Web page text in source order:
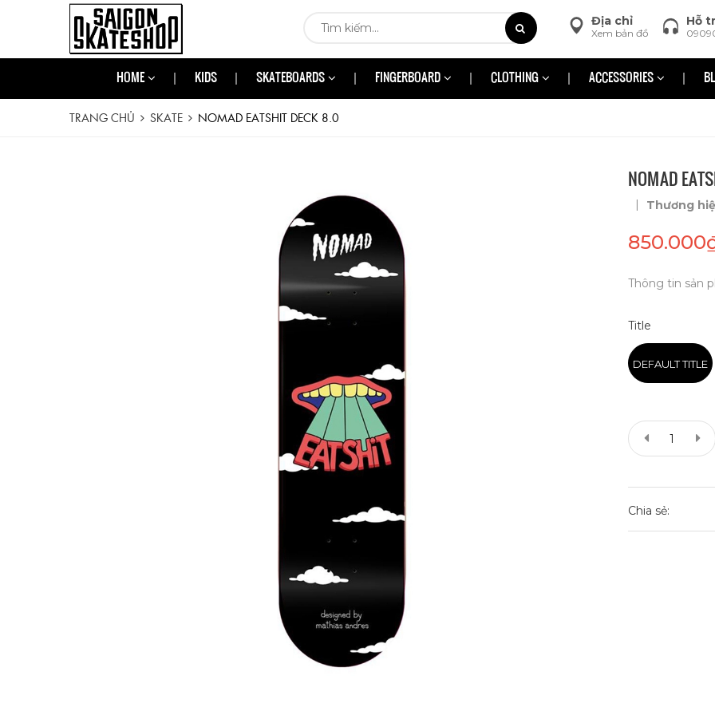
Hỗ
Địa chỉ
Xem bản đồ
HOME KIDS SKATEBOARDS FINGERBOARD CLOTHING ACCESSORIES
TRANG CHỦ SKATE NOMAD EATSHIT DECK 8.0
NOMAD
| Thương
Thông tin sản
Title
DEFAULT TITLE
Chia sẻ: